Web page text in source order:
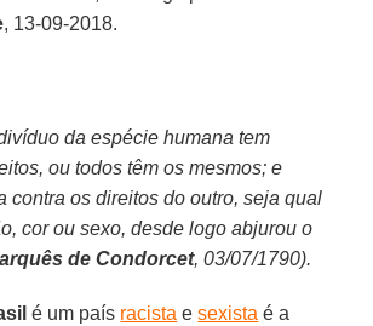
, 13-09-2018.
da espécie humana tem
ou todos têm os mesmos; e
contra os direitos do outro, seja qual
cor ou sexo, desde logo abjurou o
de Condorcet, 03/07/1790).
é um país racista esexista é a